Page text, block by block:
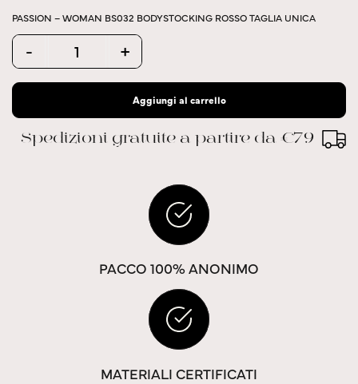
PASSION – WOMAN BS032 BODYSTOCKING ROSSO TAGLIA UNICA
Quantity
- +
Aggiungi al carrello
Spedizioni gratuite a partire da €79
PACCO 100% ANONIMO
MATERIALI CERTIFICATI